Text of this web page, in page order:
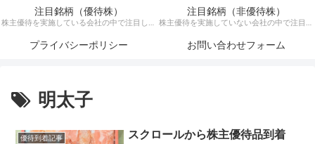
注目銘柄（優待株）
株主優待を実施している会社の中で注目して
注目銘柄（非優待株）
株主優待を実施していない会社の中で注目銘
プライバシーポリシー お問い合わせフォーム
明太子
優待到着記事 スクロールから株主優待品到着